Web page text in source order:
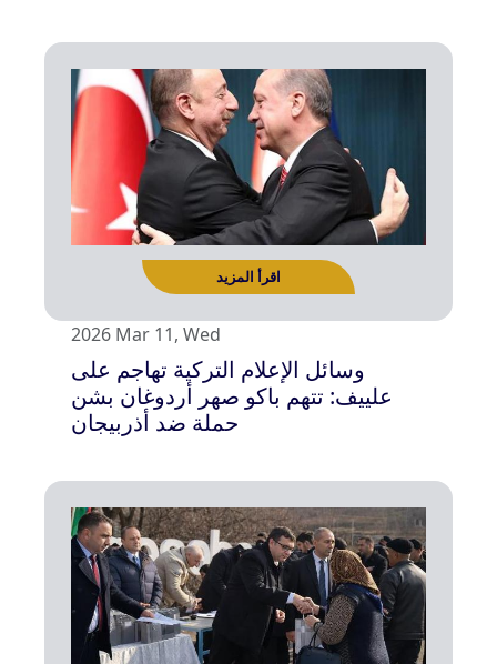
اقرأ المزيد
2026 Mar 11, Wed
وسائل الإعلام التركية تهاجم على
علييف: تتهم باكو صهر أردوغان بشن
حملة ضد أذربيجان